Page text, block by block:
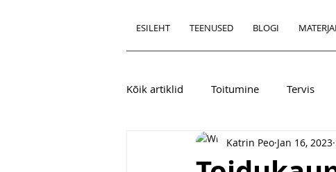
ESILEHT TEENUSED BLOGI
Kõik artiklid Toitumine Tervis
Katrin Peo Jan 16, 2023